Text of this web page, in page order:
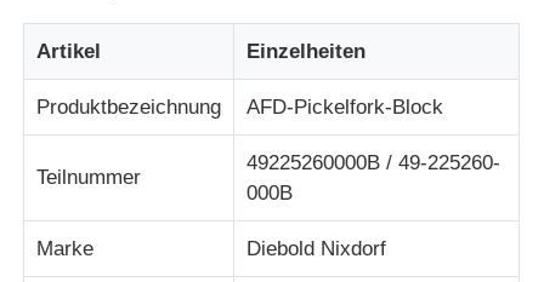
Startseite
Videos
Artikel Einzelheiten
Produktbezeichnung AFD-Pickelfork-Block
Teilnummer
49225260000B / 49-225260-
000B
Marke Diebold Nixdorf